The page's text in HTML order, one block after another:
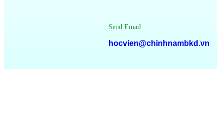
Send Email
hocvien@chinhnambkd.vn